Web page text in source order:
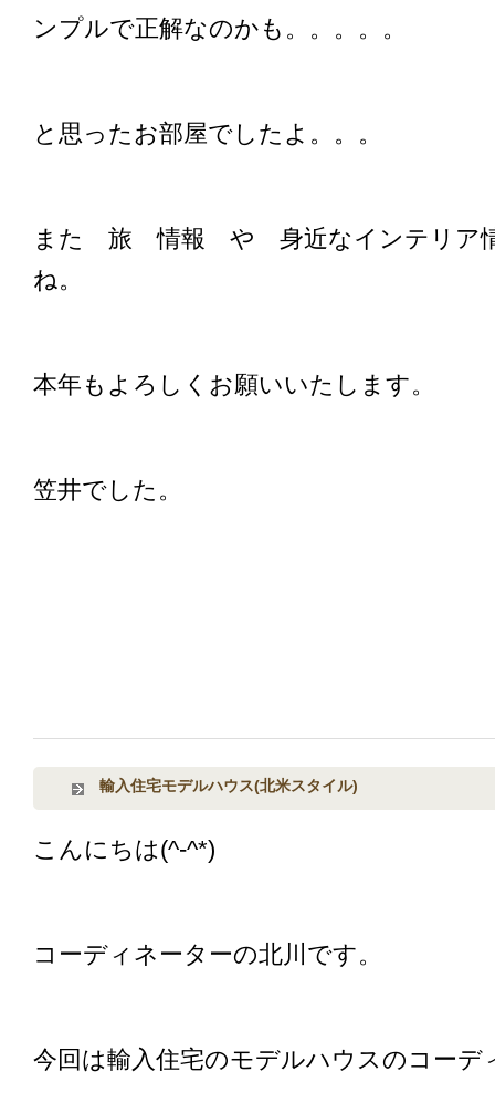
ンプルで正解なのかも。。。。。
と思ったお部屋でしたよ。。。
また 旅 情報 や 身近なインテリア情
ね。
本年もよろしくお願いいたします。
笠井でした。
輸入住宅モデルハウス(北米スタイル)
こんにちは(^-^*)
コーディネーターの北川です。
今回は輸入住宅のモデルハウスのコーデ